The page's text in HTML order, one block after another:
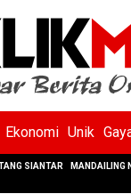
Ekonomi Unik
SIANTAR MANDAILING